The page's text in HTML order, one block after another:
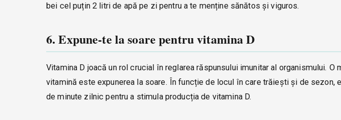
bei cel puțin 2 litri de apă pe zi pentru a te menține sănătos și viguros.
6. Expune-te la soare pentru vitamina D
Vitamina D joacă un rol crucial în reglarea răspunsului imunitar al organismului. O
vitamină este expunerea la soare. În funcție de locul în care trăiești și de sezon,
de minute zilnic pentru a stimula producția de vitamina D.